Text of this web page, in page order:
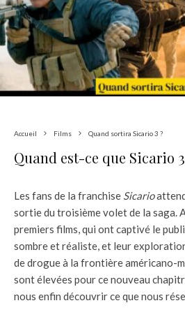
Accueil Films Quand sortira Sicario 3 ?
Quand est-ce que Sicario
Les fans de la franchise Sicario
sortie du troisième volet de la saga.
premiers films, qui ont captivé le
sombre et réaliste, et leur
de drogue à la frontière américano-
sont élevées pour ce nouveau
nous enfin découvrir ce que nous